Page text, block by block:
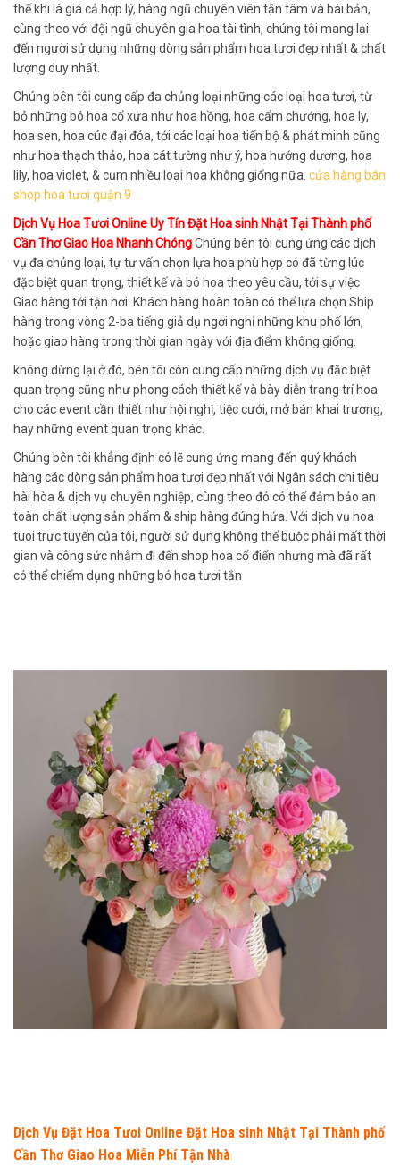
thế khi là giá cả hợp lý, hàng ngũ chuyên viên tận tâm và bài bản,
cùng theo với đội ngũ chuyên gia hoa tài tình, chúng tôi mang lại
đến người sử dụng những dòng sản phẩm hoa tươi đẹp nhất & chất
lượng duy nhất.
Chúng bên tôi cung cấp đa chủng loại những các loại hoa tươi, từ
bỏ những bó hoa cổ xưa như hoa hồng, hoa cẩm chướng, hoa ly,
hoa sen, hoa cúc đại đóa, tới các loại hoa tiến bộ & phát minh cũng
như hoa thạch thảo, hoa cát tường như ý, hoa hướng dương, hoa
lily, hoa violet, & cụm nhiều loại hoa không giống nữa. cửa hàng bán
shop hoa tươi quận 9
Dịch Vụ Hoa Tươi Online Uy Tín Đặt Hoa sinh Nhật Tại Thành phố
Cần Thơ Giao Hoa Nhanh ChóngChúng bên tôi cung ứng các dịch
vụ đa chủng loại, tự tư vấn chọn lựa hoa phù hợp có đã từng lúc
đặc biệt quan trọng, thiết kế và bó hoa theo yêu cầu, tới sự việc
Giao hàng tới tận nơi. Khách hàng hoàn toàn có thể lựa chọn Ship
hàng trong vòng 2-ba tiếng giả dụ ngơi nghỉ những khu phố lớn,
hoặc giao hàng trong thời gian ngày với địa điểm không giống.
không dừng lại ở đó, bên tôi còn cung cấp những dịch vụ đặc biệt
quan trọng cũng như phong cách thiết kế và bày diễn trang trí hoa
cho các event cần thiết như hội nghị, tiệc cưới, mở bán khai trương,
hay những event quan trọng khác.
Chúng bên tôi khẳng định có lẽ cung ứng mang đến quý khách
hàng các dòng sản phẩm hoa tươi đẹp nhất với Ngân sách chi tiêu
hài hòa & dịch vụ chuyên nghiệp, cùng theo đó có thể đảm bảo an
toàn chất lượng sản phẩm & ship hàng đúng hứa. Với dịch vụ hoa
tuoi trực tuyến của tôi, người sử dụng không thể buộc phải mất thời
gian và công sức nhằm đi đến shop hoa cổ điển nhưng mà đã rất
có thể chiếm dụng những bó hoa tươi tắn
Dịch Vụ Đặt Hoa Tươi Online Đặt Hoa sinh Nhật Tại Thành phố
Cần Thơ Giao Hoa Miễn Phí Tận Nhà